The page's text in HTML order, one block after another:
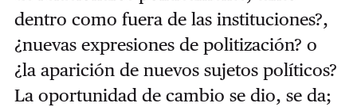
dentro como fuera de las instituciones?,
¿nuevas expresiones de politización? o
¿la aparición de nuevos sujetos políticos?
La oportunidad de cambio se dio, se da;